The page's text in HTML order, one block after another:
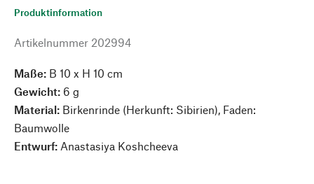
Produktinformation
Artikelnummer 202994
Maße: B 10 x H 10 cm
Gewicht: 6 g
Material: Birkenrinde (Herkunft: Sibirien), Faden:
Baumwolle
Entwurf: Anastasiya Koshcheeva